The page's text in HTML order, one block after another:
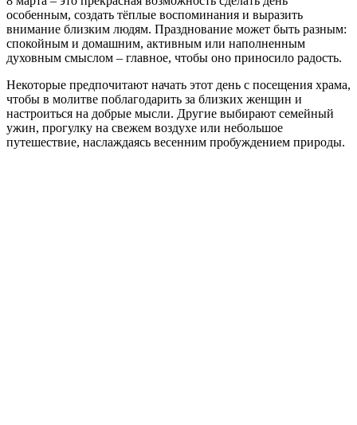
особенным, создать тёплые воспоминания и выразить
внимание близким людям. Празднование может быть разным:
спокойным и домашним, активным или наполненным
духовным смыслом – главное, чтобы оно приносило радость.
Некоторые предпочитают начать этот день с посещения храма,
чтобы в молитве поблагодарить за близких женщин и
настроиться на добрые мысли. Другие выбирают семейный
ужин, прогулку на свежем воздухе или небольшое
путешествие, наслаждаясь весенним пробуждением природы.